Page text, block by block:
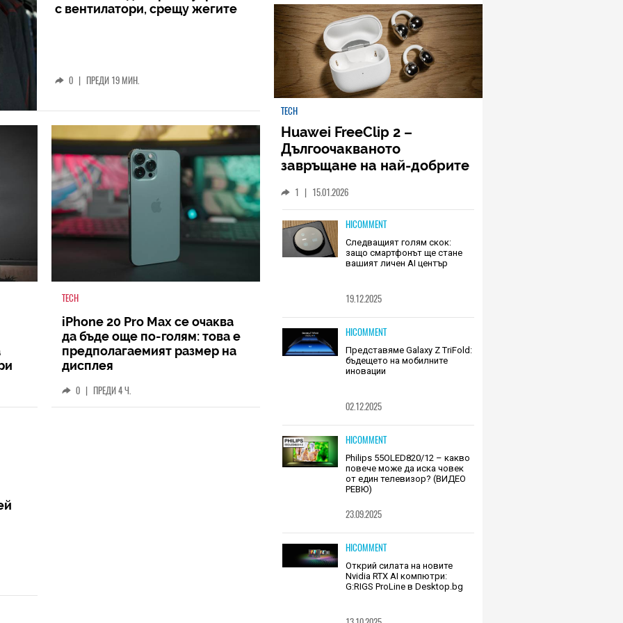
с вентилатори, срещу жегите
0 | ПРЕДИ 19 МИН.
TECH
iPhone 20 Pro Max се очаква
да бъде още по-голям: това е
предполагаемият размер на
дисплея
0 | ПРЕДИ 4 Ч.
TECH
Huawei FreeClip 2 –
Дългоочакваното
завръщане на най-добрите
1 | 15.01.2026
HICOMMENT
Следващият голям скок:
защо смартфонът ще стане
вашият личен AI център
19.12.2025
HICOMMENT
Представяме Galaxy Z TriFold:
бъдещето на мобилните
иновации
02.12.2025
HICOMMENT
Philips 55OLED820/12 – какво
повече може да иска човек
от един телевизор? (ВИДЕО
РЕВЮ)
23.09.2025
HICOMMENT
Открий силата на новите
Nvidia RTX AI компютри:
G:RIGS ProLine в Desktop.bg